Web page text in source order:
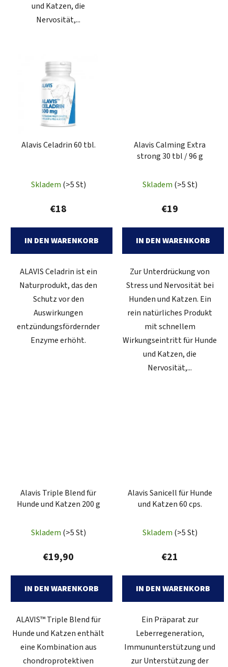
und Katzen, die
Nervosität,...
Alavis Celadrin 60 tbl.
Skladem (>5 St)
€18
IN DEN WARENKORB
ALAVIS Celadrin ist ein
Naturprodukt, das den
Schutz vor den
Auswirkungen
entzündungsfördernder
Enzyme erhöht.
Alavis Calming Extra
strong 30 tbl / 96 g
Skladem (>5 St)
€19
IN DEN WARENKORB
Zur Unterdrückung von
Stress und Nervosität bei
Hunden und Katzen. Ein
rein natürliches Produkt
mit schnellem
Wirkungseintritt für Hunde
und Katzen, die
Nervosität,...
Alavis Triple Blend für
Hunde und Katzen 200 g
Skladem (>5 St)
€19,90
IN DEN WARENKORB
ALAVIS™ Triple Blend für
Hunde und Katzen enthält
eine Kombination aus
chondroprotektiven
Alavis Sanicell für Hunde
und Katzen 60 cps.
Skladem (>5 St)
€21
IN DEN WARENKORB
Ein Präparat zur
Leberregeneration,
Immununterstützung und
zur Unterstützung der